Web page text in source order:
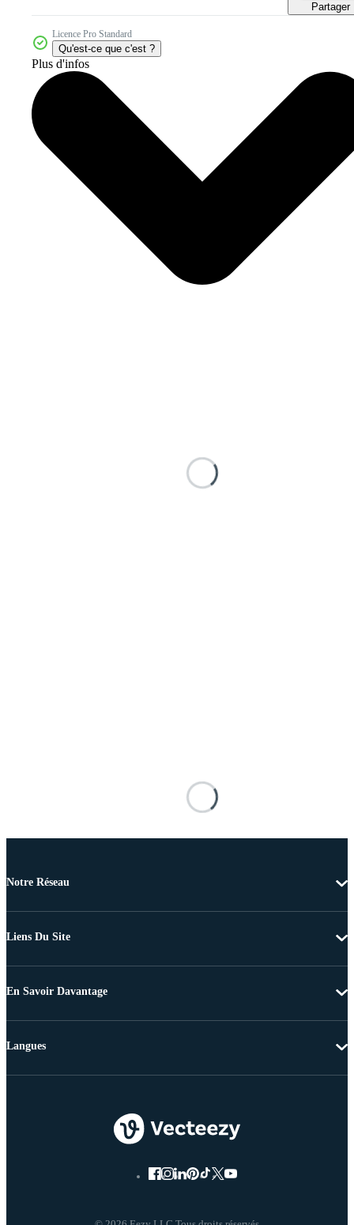
Partager
Licence Pro Standard
Qu'est-ce que c'est ?
Plus d'infos
Notre Réseau
Liens Du Site
En Savoir Davantage
Langues